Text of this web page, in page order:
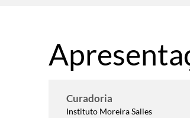
Curadoria
Instituto Moreira Salles